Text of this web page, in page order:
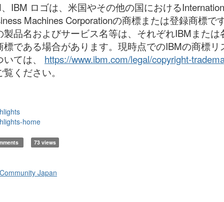
IBM ロゴは、米国やその他の国における
Machines Corporationの商標または登録商標で
製品名およびサービス名等は、それぞれIBMまたは
標である場合があります。現時点でのIBMの商標リ
いては、 https://www.ibm.com/legal/copyright-
覧ください。
home
73 views
Japan